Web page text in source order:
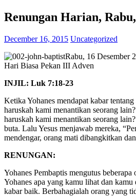
Renungan Harian,
December 16, 2015 Uncategorized
Rabu, 16 Desember
Hari Biasa Pekan III Adven
INJIL: Luk 7:18-23
Ketika Yohanes mendapat kabar
haruskah kami menantikan seorang
haruskah kami menantikan seorang
buta. Lalu Yesus menjawab mereka,
mendengar, orang mati dibangkitkan
RENUNGAN:
Yohanes Pembaptis mengutus
Yohanes apa yang kamu lihat dan
kabar baik. Berbahagialah orang yang